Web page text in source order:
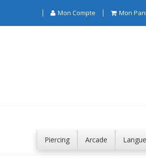
Mon Compte Mon
Piercing Arcade Langue